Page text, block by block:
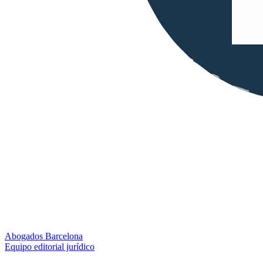
Abogados Barcelona
Equipo editorial jurídico